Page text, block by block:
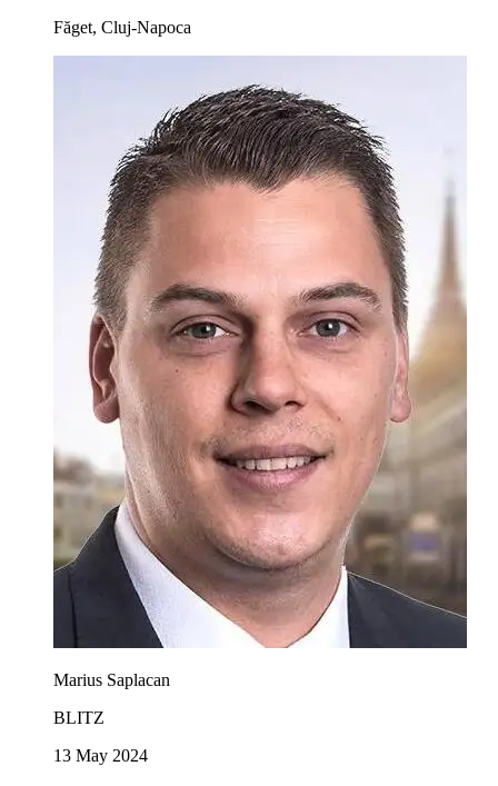
Făget, Cluj-Napoca
Marius Saplacan
BLITZ
13 May 2024